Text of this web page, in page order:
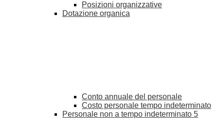
Posizioni organizzative
Dotazione organica
Conto annuale del personale
Costo personale tempo indeterminato
Personale non a tempo indeterminato 5